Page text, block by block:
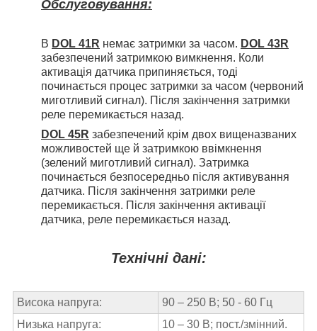
Обслуговування:
В DOL 41R немає затримки за часом. DOL 43R
забезпечений затримкою вимкнення. Коли
активація датчика припиняється, тоді
починається процес затримки за часом (червоний
миготливий сигнал). Після закінчення затримки
реле перемикається назад.
DOL 45R забезпечений крім двох вищеназваних
можливостей ще й затримкою ввімкнення
(зелений миготливий сигнал). Затримка
починається безпосередньо після активування
датчика. Після закінчення затримки реле
перемикається. Після закінчення активації
датчика, реле перемикається назад.
Технічні дані:
Висока напруга:
90 – 250 B; 50 - 60 Гц
Низька напруга:
10 – 30 B; пост./змінний.